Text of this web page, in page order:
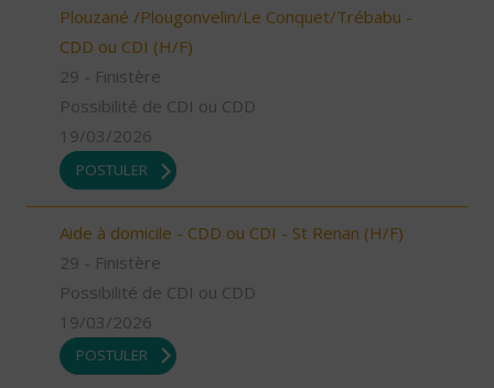
Plouzané /Plougonvelin/Le Conquet/Trébabu -
CDD ou CDI (H/F)
29 - Finistère
Possibilité de CDI ou CDD
19/03/2026
POSTULER
Aide à domicile - CDD ou CDI - St Renan (H/F)
29 - Finistère
Possibilité de CDI ou CDD
19/03/2026
POSTULER